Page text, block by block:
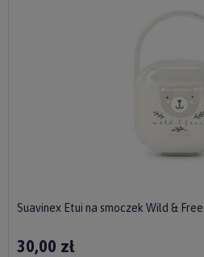
Suavinex Etui na smoczek Wild &
30,00 zł